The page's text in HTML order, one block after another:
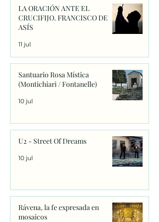
LA ORACIÓN ANTE EL
CRUCIFIJO. FRANCISCO DE
ASÍS
11 jul
Santuario Rosa Mística
(Montichiari / Fontanelle)
10 jul
U2 - Street Of Dreams
10 jul
Rávena, la fe expresada en
mosaicos